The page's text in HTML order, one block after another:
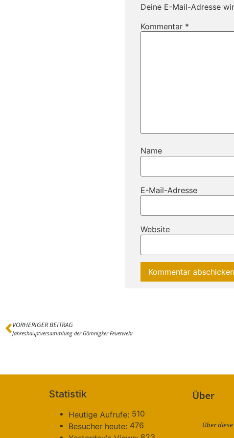
Deine E-Mail-Adresse
Kommentar *
Name
E-Mail-Adresse
Website
VORHERIGER BEITRAG
Jahreshauptversammlung der Gömnigker Feuerwehr
Statistik
Heutige Aufrufe: 510
Besucher heute: 476
Über
Über